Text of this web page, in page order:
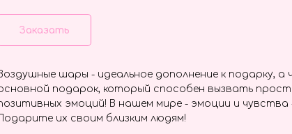
Заказать
шары - идеальное дополнение к подарку, а
подарок, который способен вызвать
эмоций! В нашем мире - эмоции и чувства
их своим близким людям!